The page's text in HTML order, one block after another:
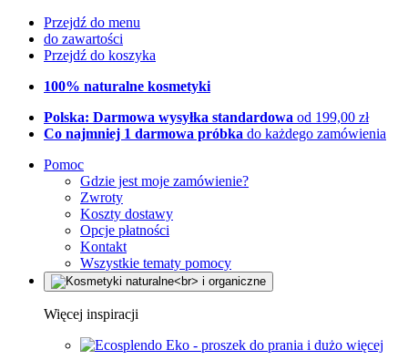
Przejdź do menu
do zawartości
Przejdź do koszyka
100% naturalne kosmetyki
Polska: Darmowa wysyłka standardowa od 199,00 zł
Co najmniej 1 darmowa próbka do każdego zamówienia
Pomoc
Gdzie jest moje zamówienie?
Zwroty
Koszty dostawy
Opcje płatności
Kontakt
Wszystkie tematy pomocy
Więcej inspiracji
Eko - proszek do prania i dużo więcej